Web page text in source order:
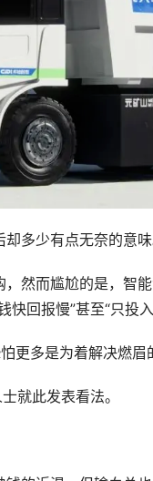
多少有点无奈的意味
然而尴尬的是，智
回报慢”甚至“只投入
更多是为着解决燃眉
就此发表看法。